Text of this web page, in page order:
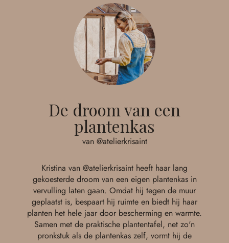
De droom van een
plantenkas
van @atelierkrisaint
Kristina van @atelierkrisaint heeft haar lang
gekoesterde droom van een eigen plantenkas in
vervulling laten gaan. Omdat hij tegen de muur
geplaatst is, bespaart hij ruimte en biedt hij haar
planten het hele jaar door bescherming en warmte.
Samen met de praktische plantentafel, net zo'n
pronkstuk als de plantenkas zelf, vormt hij de